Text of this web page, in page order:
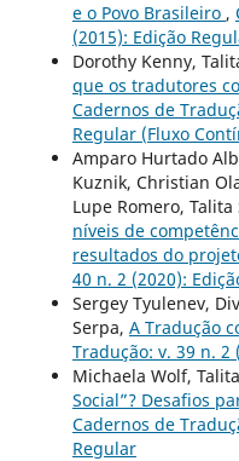
e o Povo Brasileiro ,
(2015): Edição
Dorothy Kenny,
que os tradutores
Cadernos de
Regular (Fluxo
Amparo Hurtado
Kuznik, Christian
Lupe Romero, Talita
níveis de
resultados do
40 n. 2 (2020):
Sergey Tyulenev,
Serpa, A Tradução
Tradução: v. 39 n. 2
Michaela Wolf,
Social”? Desafios
Cadernos de
Regular